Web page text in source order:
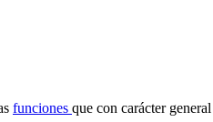
funciones que con carácter